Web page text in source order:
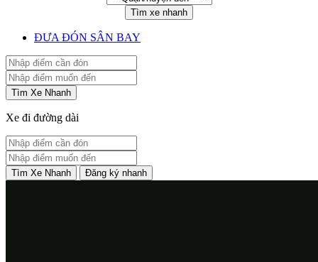
Tìm xe nhanh
ĐƯA ĐÓN SÂN BAY
Tìm Xe Nhanh
Xe đi đường dài
Tìm Xe Nhanh Đăng ký nhanh